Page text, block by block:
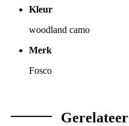
Kleur
woodland camo
Merk
Fosco